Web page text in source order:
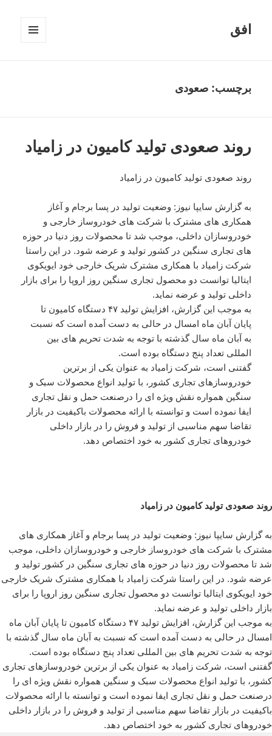
افق
برچسب:صعودی
روند صعودی تولید کامیون در زامیاد
روند صعودی تولید کامیون در زامیاد
به گزارش سایپا نیوز: وضعیت تولید در پسا برجام و آغاز
همکاری های مشترک با شرکت های خودروساز خارجی و
خودروسازان داخلی، موجب شد تا محصولات روز دنیا در حوزه
های تجاری سنگین در کشور تولید و عرضه شود. در این راستا
شرکت زامیاد با همکاری مشترک شریک خارجی خود ایویکوی
ایتالیا توانست دو محصول تجاری سنگین روز اروپا را برای بازار
داخلی تولید و عرضه نماید.
به موجب این گزارش، افزایش تولید ۴۷ دستگاه کامیون تا
پایان آبان ماه امسال در حالی به دست آمده است که نسبت
به آبان ماه سال گذشته با توجه به شدت تحریم های بین
المللی تعداد پنج دستگاه بوده است.
گفتنی است، شرکت زامیاد به عنوان یکی از برترین
خودروسازهای تجاری کشور، با تولید انواع محصولات سبک و
سنگین همواره نقش ویژه ای را درصنعت حمل و نقل تجاری
ایفا نموده است و توانسته با ارائه محصولات باکیفیت در بازار
تقاضا سهم مناسبی از تولید و فروش را در بازار داخلی
خودروهای تجاری کشور به خود اختصاص دهد.
روند صعودی تولید کامیون در زامیاد
به گزارش سایپا نیوز: وضعیت تولید در پسا برجام و آغاز همکاری های
مشترک با شرکت های خودروساز خارجی و خودروسازان داخلی، موجب
شد تا محصولات روز دنیا در حوزه های تجاری سنگین در کشور تولید و
عرضه شود. در این راستا شرکت زامیاد با همکاری مشترک شریک خارجی
خود ایویکوی ایتالیا توانست دو محصول تجاری سنگین روز اروپا را برای
بازار داخلی تولید و عرضه نماید.
به موجب این گزارش، افزایش تولید ۴۷ دستگاه کامیون تا پایان آبان ماه
امسال در حالی به دست آمده است که نسبت به آبان ماه سال گذشته با
توجه به شدت تحریم های بین المللی تعداد پنج دستگاه بوده است.
گفتنی است، شرکت زامیاد به عنوان یکی از برترین خودروسازهای تجاری
کشور، با تولید انواع محصولات سبک و سنگین همواره نقش ویژه ای را
درصنعت حمل و نقل تجاری ایفا نموده است و توانسته با ارائه محصولات
باکیفیت در بازار تقاضا سهم مناسبی از تولید و فروش را در بازار داخلی
خودروهای تجاری کشور به خود اختصاص دهد.